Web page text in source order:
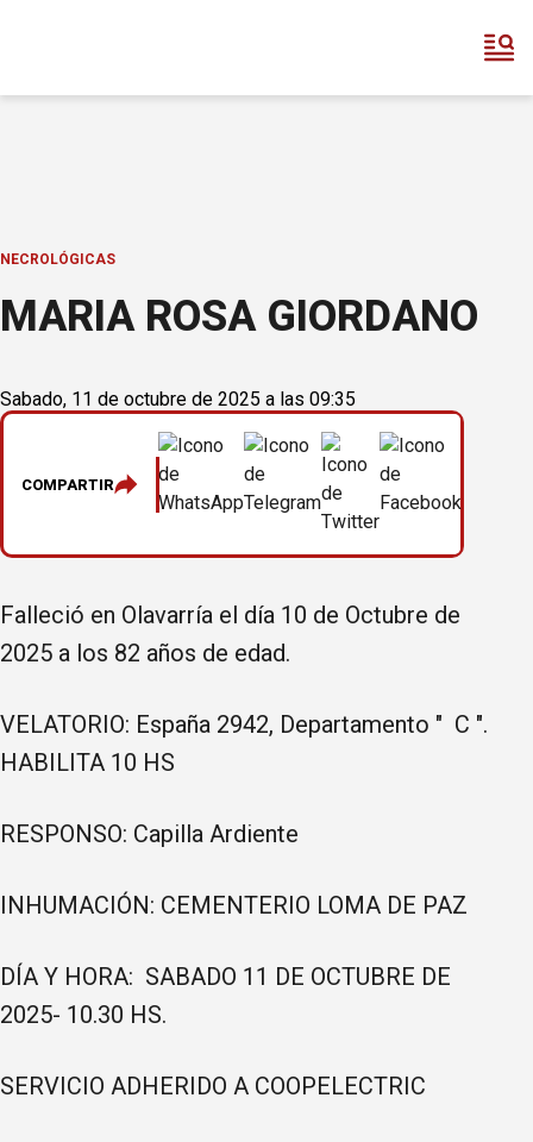
NECROLÓGICAS
MARIA ROSA GIORDANO
Sabado, 11 de octubre de 2025 a las 09:35
COMPARTIR
Falleció en Olavarría el día 10 de Octubre de
2025 a los 82 años de edad.
VELATORIO: España 2942, Departamento " C ".
HABILITA 10 HS
RESPONSO: Capilla Ardiente
INHUMACIÓN: CEMENTERIO LOMA DE PAZ
DÍA Y HORA: SABADO 11 DE OCTUBRE DE
2025- 10.30 HS.
SERVICIO ADHERIDO A COOPELECTRIC